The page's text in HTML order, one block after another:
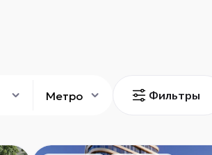
Метро Фильтры